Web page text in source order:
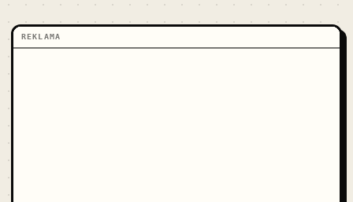
REKLAMA